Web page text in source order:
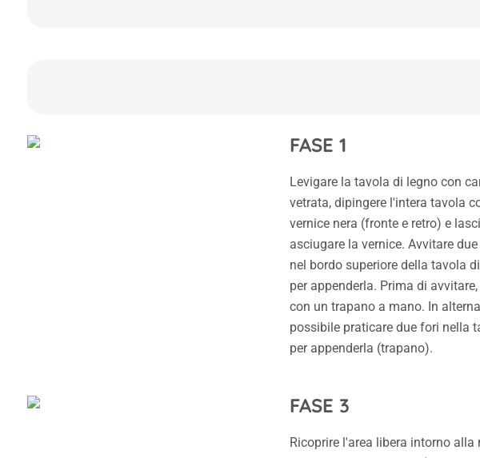
FASE 1
Levigare la tavola di legno con
vetrata, dipingere l'intera tavola
vernice nera (fronte e retro) e
asciugare la vernice. Avvitare
nel bordo superiore della tavola
per appenderla. Prima di
con un trapano a mano. In
possibile praticare due fori nella
per appenderla (trapano).
FASE 3
Ricoprire l'area libera intorno alla